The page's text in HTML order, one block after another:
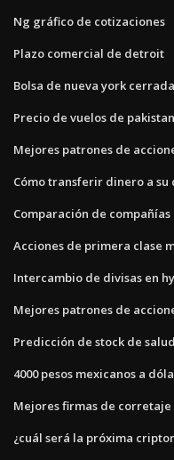
Ng gráfico de cotizaciones
Plazo comercial de detroit
Bolsa de nueva york
Precio de vuelos de
Mejores patrones de
Cómo transferir dinero a
Comparación de
Acciones de primera clase
Intercambio de divisas en
Mejores patrones de
Predicción de stock de
4000 pesos mexicanos a
Mejores firmas de corretaje
¿cuál será la próxima